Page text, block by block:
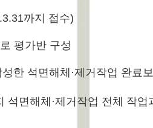
까지 접수)
평가반 구성
한 석면해체·제거작업 완료
면해체·제거작업 전체 작업